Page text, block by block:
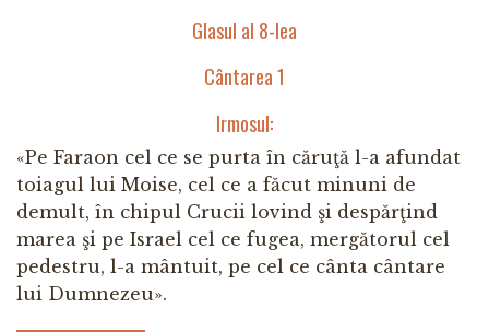
Glasul al 8-lea
Cântarea 1
Irmosul:
«Pe Faraon cel ce se purta în căruţă l-a afundat
toiagul lui Moise, cel ce a făcut minuni de
demult, în chipul Crucii lovind şi despărţind
marea şi pe Israel cel ce fugea, mergătorul cel
pedestru, l-a mântuit, pe cel ce cânta cântare
lui Dumnezeu».